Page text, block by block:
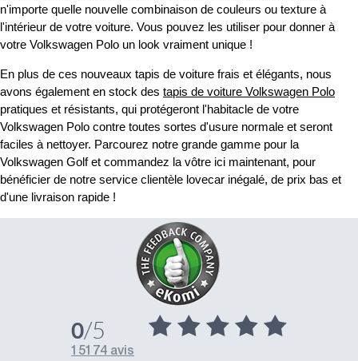
n'importe quelle nouvelle combinaison de couleurs ou texture à
l'intérieur de votre voiture. Vous pouvez les utiliser pour donner à
votre Volkswagen Polo un look vraiment unique !
En plus de ces nouveaux tapis de voiture frais et élégants, nous
avons également en stock des tapis de voiture Volkswagen Polo
pratiques et résistants, qui protégeront l'habitacle de votre
Volkswagen Polo contre toutes sortes d'usure normale et seront
faciles à nettoyer. Parcourez notre grande gamme pour la
Volkswagen Golf et commandez la vôtre ici maintenant, pour
bénéficier de notre service clientèle lovecar inégalé, de prix bas et
d'une livraison rapide !
0/5
15174 avis